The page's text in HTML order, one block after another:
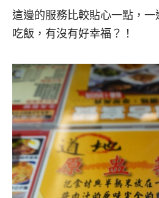
這邊的服務比較貼心一點，
吃飯，有沒有好幸福？！